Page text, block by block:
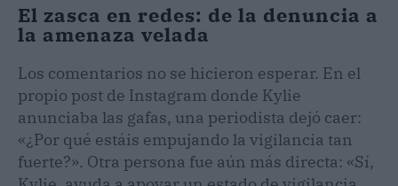
El zasca en redes: de la denuncia a
la amenaza velada
Los comentarios no se hicieron esperar. En el
propio post de Instagram donde Kylie
anunciaba las gafas, una periodista dejó caer:
«¿Por qué estáis empujando la vigilancia tan
fuerte?». Otra persona fue aún más directa: «Sí,